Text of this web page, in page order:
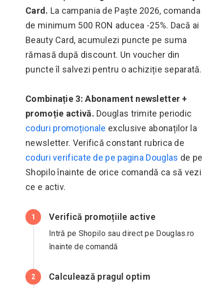
Card. La campania de Paște 2026, comanda
de minimum 500 RON aducea -25%. Dacă ai
Beauty Card, acumulezi puncte pe suma
rămasă după discount. Un voucher din
puncte îl salvezi pentru o achiziție separată.
Combinație 3: Abonament newsletter +
promoție activă. Douglas trimite periodic
coduri promoționale exclusive abonaților la
newsletter. Verifică constant rubrica de
coduri verificate de pe pagina Douglas de pe
Shopilo înainte de orice comandă ca să vezi
ce e activ.
1 Verifică promoțiile active
Intră pe Shopilo sau direct pe Douglas.ro
înainte de comandă
2 Calculează pragul optim